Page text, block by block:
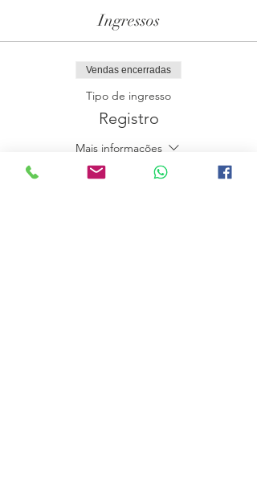
Ingressos
Vendas encerradas
Tipo de ingresso
Registro
Mais informações